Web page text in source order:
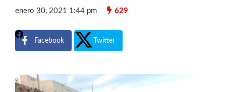
enero 30, 2021 1:44 pm 629
Facebook Twitter